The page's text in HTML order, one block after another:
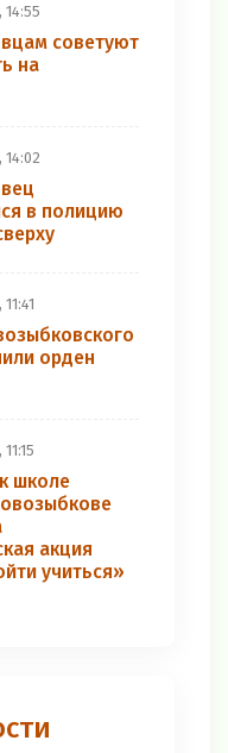
14:55
советуют
на
14:02
в полицию
орден
школе
акция
учиться»